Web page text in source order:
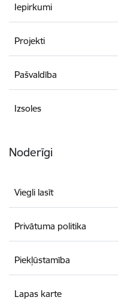
Iepirkumi
Projekti
Pašvaldība
Izsoles
Noderīgi
Viegli lasīt
Privātuma politika
Piekļūstamība
Lapas karte